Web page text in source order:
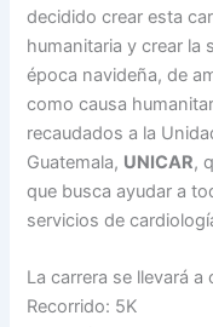
decidido crear esta
humanitaria y crear la
época navideña, de
como causa
recaudados a la
Guatemala, UNICAR,
que busca ayudar a
servicios de
La carrera se llevará
Recorrido: 5K